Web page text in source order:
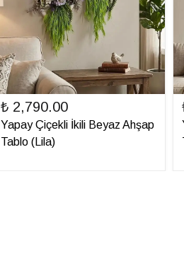
₺ 2,790.00
Yapay Çiçekli İkili Beyaz Ahşap
Tablo (Lila)